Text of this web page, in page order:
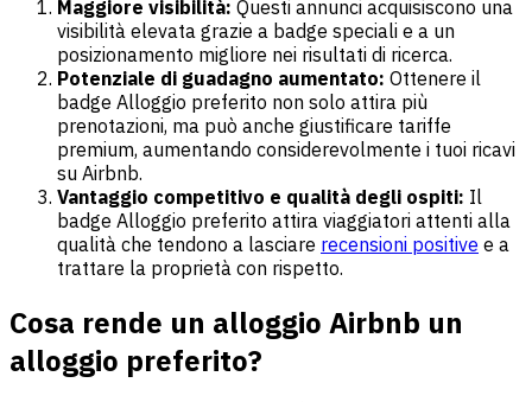
Maggiore visibilità: Questi annunci acquisiscono una
visibilità elevata grazie a badge speciali e a un
posizionamento migliore nei risultati di ricerca.
Potenziale di guadagno aumentato: Ottenere il
badge Alloggio preferito non solo attira più
prenotazioni, ma può anche giustificare tariffe
premium, aumentando considerevolmente i tuoi ricavi
su Airbnb.
Vantaggio competitivo e qualità degli ospiti: Il
badge Alloggio preferito attira viaggiatori attenti alla
qualità che tendono a lasciare recensioni positive e a
trattare la proprietà con rispetto.
Cosa rende un alloggio Airbnb un
alloggio preferito?